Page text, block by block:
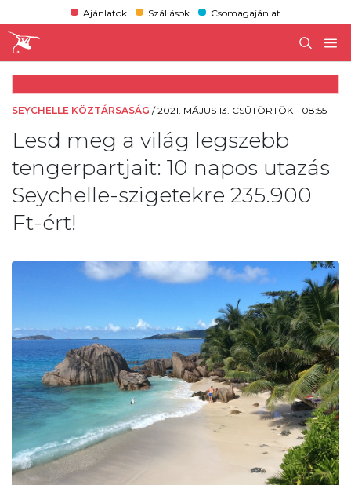
Ajánlatok Szállások Csomagajánlat
SEYCHELLE KÖZTÁRSASÁG /2021. MÁJUS 13. CSÜTÖRTÖK - 08:55
Lesd meg a világ legszebb
tengerpartjait: 10 napos utazás
Seychelle-szigetekre 235.900
Ft-ért!